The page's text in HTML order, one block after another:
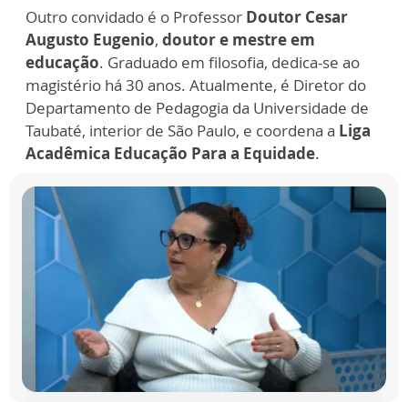
Outro convidado é o Professor Doutor Cesar
Augusto Eugenio, doutor e mestre em
educação. Graduado em filosofia, dedica-se ao
magistério há 30 anos. Atualmente, é Diretor do
Departamento de Pedagogia da Universidade de
Taubaté, interior de São Paulo, e coordena a Liga
Acadêmica Educação Para a Equidade.